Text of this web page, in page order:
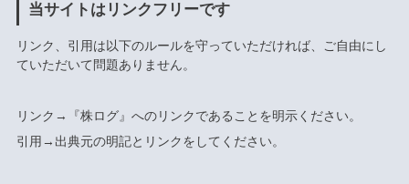
当サイトはリンクフリーです
リンク、引用は以下のルールを守っていただければ、ご自由にし
ていただいて問題ありません。
リンク→『株ログ』へのリンクであることを明示ください。
引用→出典元の明記とリンクをしてください。